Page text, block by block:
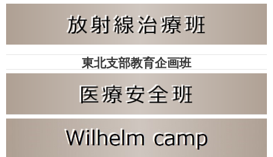
東北支部教育企画班